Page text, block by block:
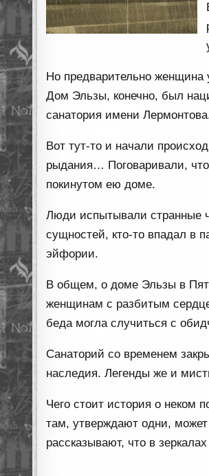
Но предварительно женщина
Дом Эльзы, конечно, был
санатория имени
Вот тут-то и начали
рыдания… Поговаривали,
покинутом ею доме.
Люди испытывали странные
сущностей, кто-то впадал в
эйфории.
В общем, о доме Эльзы в
женщинам с разбитым
беда могла случиться с
Санаторий со временем
наследия. Легенды же и
Чего стоит история о неком
там, утверждают одни,
рассказывают, что в